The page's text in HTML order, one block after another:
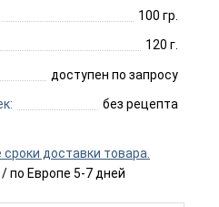
100 гр.
120 г.
доступен по запросу
без рецепта
доставки товара.
по Европе 5-7 дней